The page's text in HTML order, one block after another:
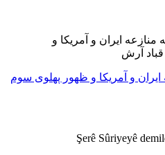
ایران و آمریکا و ظهور پهلوی سوم